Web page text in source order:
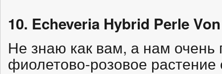
10. Echeveria Hybrid Perle
Не знаю как вам, а нам очень
фиолетово-розовое